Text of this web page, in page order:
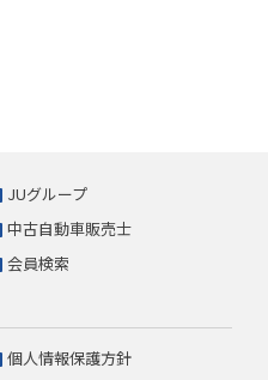
JUグループ
中古自動車販売士
会員検索
個人情報保護方針